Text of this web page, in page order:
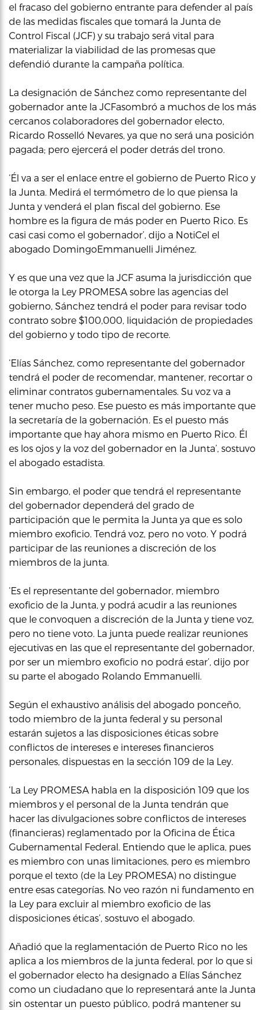
el fracaso del gobierno entrante para defender al país
de las medidas fiscales que tomará la Junta de
Control Fiscal (JCF) y su trabajo será vital para
materializar la viabilidad de las promesas que
defendió durante la campaña política.
La designación de Sánchez como representante del
gobernador ante la JCFasombró a muchos de los más
cercanos colaboradores del gobernador electo,
Ricardo Rosselló Nevares, ya que no será una posición
pagada; pero ejercerá el poder detrás del trono.
‘Él va a ser el enlace entre el gobierno de Puerto Rico y
la Junta. Medirá el termómetro de lo que piensa la
Junta y venderá el plan fiscal del gobierno. Ese
hombre es la figura de más poder en Puerto Rico. Es
casi casi como el gobernador’, dijo a NotiCel el
abogado DomingoEmmanuelli Jiménez.
Y es que una vez que la JCF asuma la jurisdicción que
le otorga la Ley PROMESA sobre las agencias del
gobierno, Sánchez tendrá el poder para revisar todo
contrato sobre $100,000, liquidación de propiedades
del gobierno y todo tipo de recorte.
‘Elías Sánchez, como representante del gobernador
tendrá el poder de recomendar, mantener, recortar o
eliminar contratos gubernamentales. Su voz va a
tener mucho peso. Ese puesto es más importante que
la secretaría de la gobernación. Es el puesto más
importante que hay ahora mismo en Puerto Rico. Él
es los ojos y la voz del gobernador en la Junta’, sostuvo
el abogado estadista.
Sin embargo, el poder que tendrá el representante
del gobernador dependerá del grado de
participación que le permita la Junta ya que es solo
miembro exoficio. Tendrá voz, pero no voto. Y podrá
participar de las reuniones a discreción de los
miembros de la junta.
‘Es el representante del gobernador, miembro
exoficio de la Junta, y podrá acudir a las reuniones
que le convoquen a discreción de la Junta y tiene voz,
pero no tiene voto. La junta puede realizar reuniones
ejecutivas en las que el representante del gobernador,
por ser un miembro exoficio no podrá estar’, dijo por
su parte el abogado Rolando Emmanuelli.
Según el exhaustivo análisis del abogado ponceño,
todo miembro de la junta federal y su personal
estarán sujetos a las disposiciones éticas sobre
conflictos de intereses e intereses financieros
personales, dispuestas en la sección 109 de la Ley.
‘La Ley PROMESA habla en la disposición 109 que los
miembros y el personal de la Junta tendrán que
hacer las divulgaciones sobre conflictos de intereses
(financieras) reglamentado por la Oficina de Ética
Gubernamental Federal. Entiendo que le aplica, pues
es miembro con unas limitaciones, pero es miembro
porque el texto (de la Ley PROMESA) no distingue
entre esas categorías. No veo razón ni fundamento en
la Ley para excluir al miembro exoficio de las
disposiciones éticas’, sostuvo el abogado.
Añadió que la reglamentación de Puerto Rico no les
aplica a los miembros de la junta federal, por lo que si
el gobernador electo ha designado a Elías Sánchez
como un ciudadano que lo representará ante la Junta
sin ostentar un puesto público, podrá mantener su